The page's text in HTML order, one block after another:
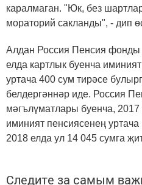
каралмаган. "Юк, без
мораторий сакланды", - дип
Алдан Россия Пенсия фонды
елда картлык буенча
уртача 400 сум тирәсе
белдергәннәр иде. Россия
мәгълүматлары буенча, 2017
иминият пенсиясенең
2018 елда ул 14 045 сумга
Следите за самым